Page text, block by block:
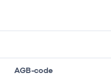
AGB-code